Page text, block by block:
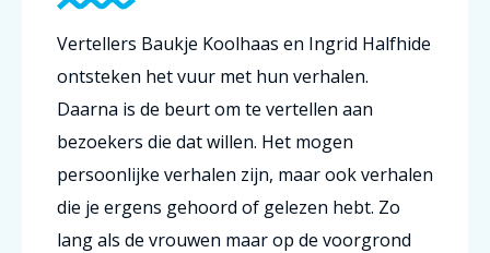
Vertellers Baukje Koolhaas en Ingrid Halfhide
ontsteken het vuur met hun verhalen.
Daarna is de beurt om te vertellen aan
bezoekers die dat willen. Het mogen
persoonlijke verhalen zijn, maar ook verhalen
die je ergens gehoord of gelezen hebt. Zo
lang als de vrouwen maar op de voorgrond